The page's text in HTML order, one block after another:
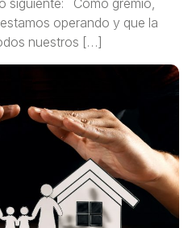
operando y que la
nuestros […]